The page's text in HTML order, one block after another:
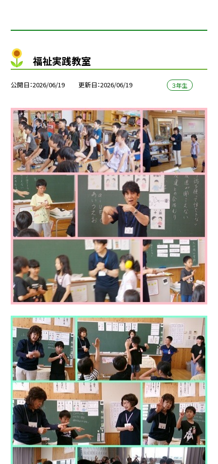
福祉実践教室
公開日 2026/06/19 更新日 2026/06/19 ３年生